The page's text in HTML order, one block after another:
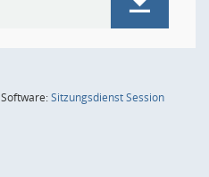
Software:SitzungsdienstSession(Wird in